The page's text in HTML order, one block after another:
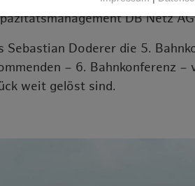
DB Netz
Doderer die 5.
– 6. Bahnkonferenz –
weit gelöst sind.